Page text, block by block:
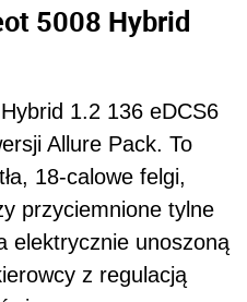
5008 Hybrid
1.2 136 eDCS6
Allure Pack. To
18-calowe felgi,
przyciemnione tylne
elektrycznie unoszoną
z regulacją